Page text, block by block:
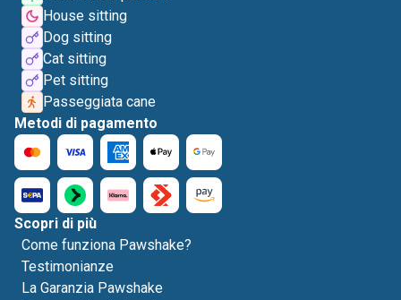
House sitting
Dog sitting
Cat sitting
Pet sitting
Passeggiata cane
Metodi di pagamento
Scopri di più
Come funziona Pawshake?
Testimonianze
La Garanzia Pawshake